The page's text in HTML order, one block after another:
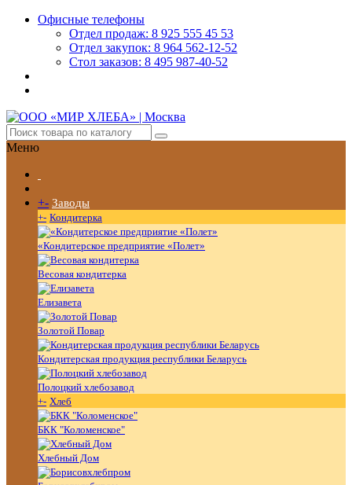
Офисные телефоны
Отдел продаж: 8 925 555 45 53
Отдел закупок: 8 964 562-12-52
Стол заказов: 8 495 987-40-52
Меню
+- Заводы
+- Кондитерка
«Кондитерское предприятие «Полет»
Весовая кондитерка
Елизавета
Золотой Повар
Кондитерская продукция республики Беларусь
Полоцкий хлебозавод
+- Хлеб
БКК "Коломенское"
Хлебный Дом